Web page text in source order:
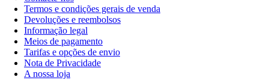
Termos e condições gerais de venda
Devoluções e reembolsos
Informação legal
Meios de pagamento
Tarifas e opções de envio
Nota de Privacidade
A nossa loja